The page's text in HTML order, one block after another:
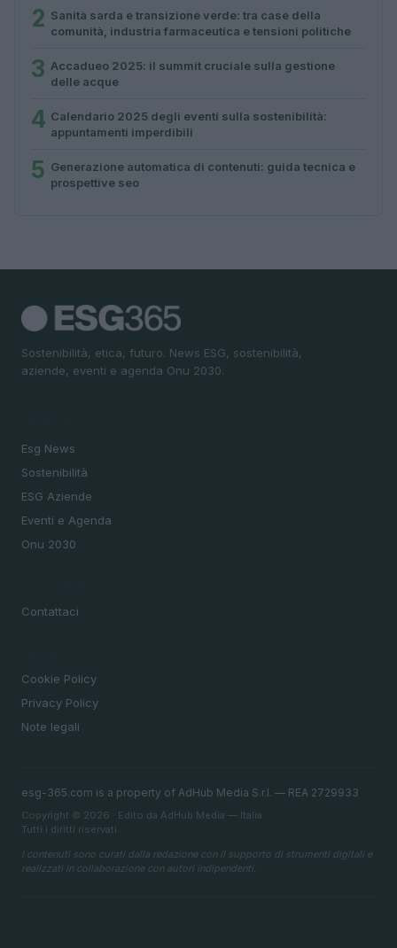
2 Sanità sarda e transizione verde: tra case della
comunità, industria farmaceutica e tensioni politiche
3 Accadueo 2025: il summit cruciale sulla gestione
delle acque
4 Calendario 2025 degli eventi sulla sostenibilità:
appuntamenti imperdibili
5 Generazione automatica di contenuti: guida tecnica e
prospettive seo
Sostenibilità, etica, futuro. News ESG, sostenibilità,
aziende, eventi e agenda Onu 2030.
Esg News
Sostenibilità
ESG Aziende
Eventi e Agenda
Onu 2030
Contattaci
Cookie Policy
Privacy Policy
Note legali
esg-365.com is a property of AdHub Media S.r.l. — REA 2729933
Copyright © 2026 · Edito da AdHub Media — Italia
Tutti i diritti riservati
I contenuti sono curati dalla redazione con il supporto di strumenti digitali e
realizzati in collaborazione con autori indipendenti.